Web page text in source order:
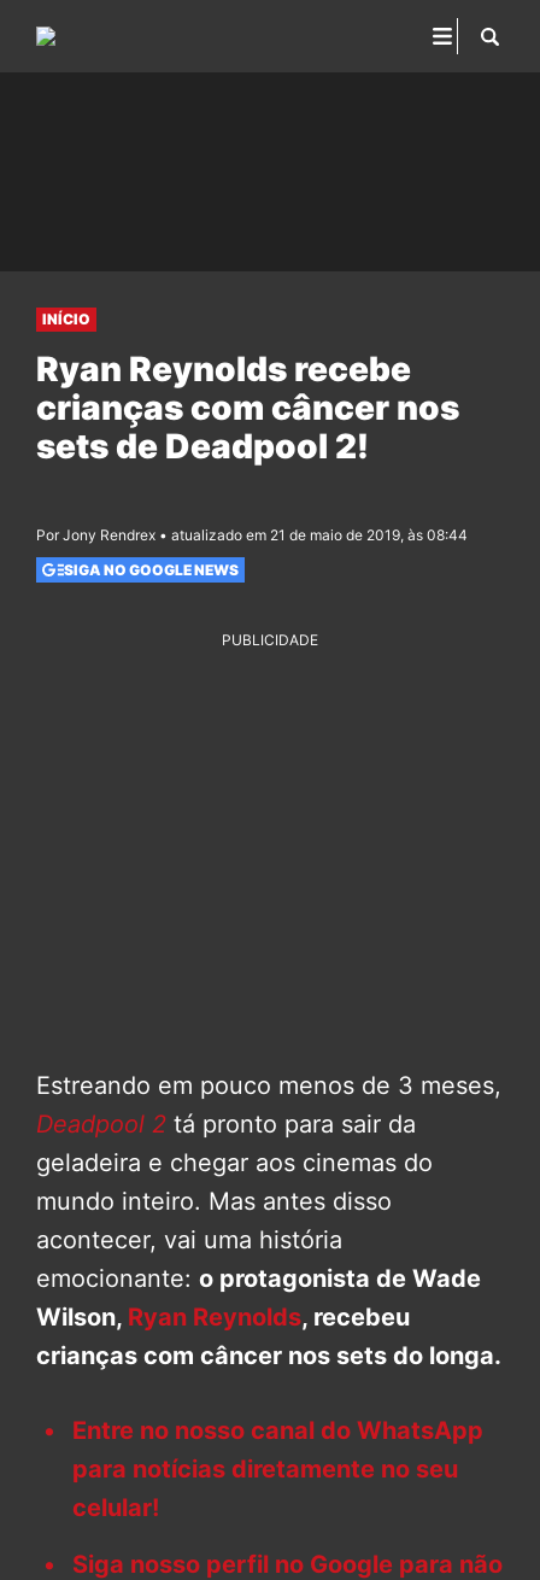
INÍCIO
Ryan Reynolds recebe
crianças com câncer nos
sets de Deadpool 2!
Por Jony Rendrex • atualizado em 21 de maio de 2019, às 08:44
SIGA NO GOOGLE NEWS
PUBLICIDADE
Estreando em pouco menos de 3 meses,
Deadpool 2 tá pronto para sair da
geladeira e chegar aos cinemas do
mundo inteiro. Mas antes disso
acontecer, vai uma história
emocionante: o protagonista de Wade
Wilson, Ryan Reynolds, recebeu
crianças com câncer nos sets do longa.
Entre no nosso canal do WhatsApp
para notícias diretamente no seu
celular!
Siga nosso perfil no Google para não